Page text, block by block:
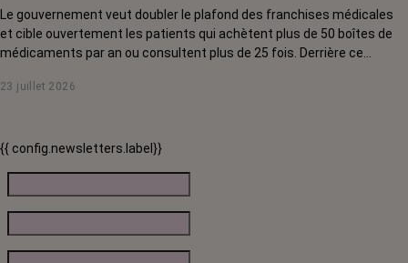
Le gouvernement veut doubler le plafond des franchises médicales
et cible ouvertement les patients qui achètent plus de 50 boîtes de
médicaments par an ou consultent plus de 25 fois. Derrière ce
chroniques, et en premier lieu les personnes touchées par un cancer,
23 juillet 2026
{{ config.newsletters.label}}